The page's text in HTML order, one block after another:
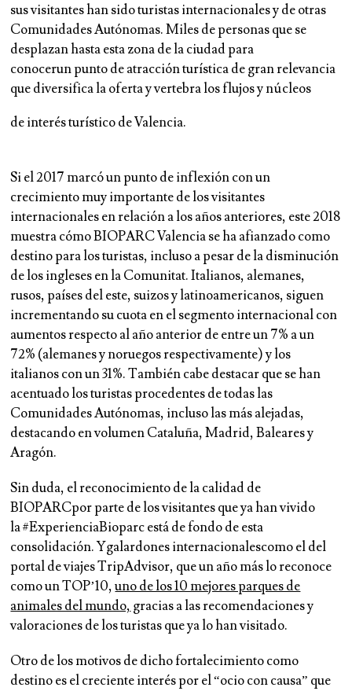
sus visitantes han sido turistas internacionales y de otras
Comunidades Autónomas.Miles de personas que se
desplazan hasta esta zona de la ciudad para
conocerunpunto de atracciónturística de gran relevancia
quediversifica la ofertayvertebralos flujos y núcleos
deinterés turístico de Valencia.
Si el 2017 marcó un punto de inflexión con un
crecimiento muy importante de los visitantes
internacionales en relación a los años anteriores, este 2018
muestra cómo BIOPARC Valencia se ha afianzado como
destino para los turistas, incluso a pesar de la disminución
de los ingleses en la Comunitat. Italianos, alemanes,
rusos, países del este, suizos y latinoamericanos, siguen
incrementando su cuota en el segmento internacional con
aumentos respecto al año anterior de entre un 7% a un
72% (alemanes y noruegos respectivamente) y los
italianos con un 31%. También cabe destacar que sehan
acentuado los turistas procedentes de todas las
Comunidades Autónomas, incluso las más alejadas,
destacando en volumen Cataluña, Madrid, Baleares y
Aragón.
Sin duda, elreconocimiento de la calidad de
BIOPARCpor parte de los visitantes que ya han vivido
la#ExperienciaBioparcestá de fondo de esta
consolidación. Ygalardones internacionalescomo el del
portal de viajesTripAdvisor, que un año más lo reconoce
como un TOP’10,uno de los 10 mejores parques de
animales del mundo, gracias a las recomendaciones y
valoraciones de los turistas que ya lo han visitado.
Otro de los motivos de dicho fortalecimiento como
destino es el creciente interés por el “ocio con causa” que